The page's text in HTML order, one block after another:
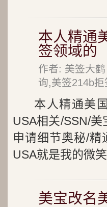
本人精通
签领域的
作者: 美签大
询,美签214b拒
本人精通美
USA相关/SSN/
申请细节奥秘/精
USA就是我的微笑
美宝改名